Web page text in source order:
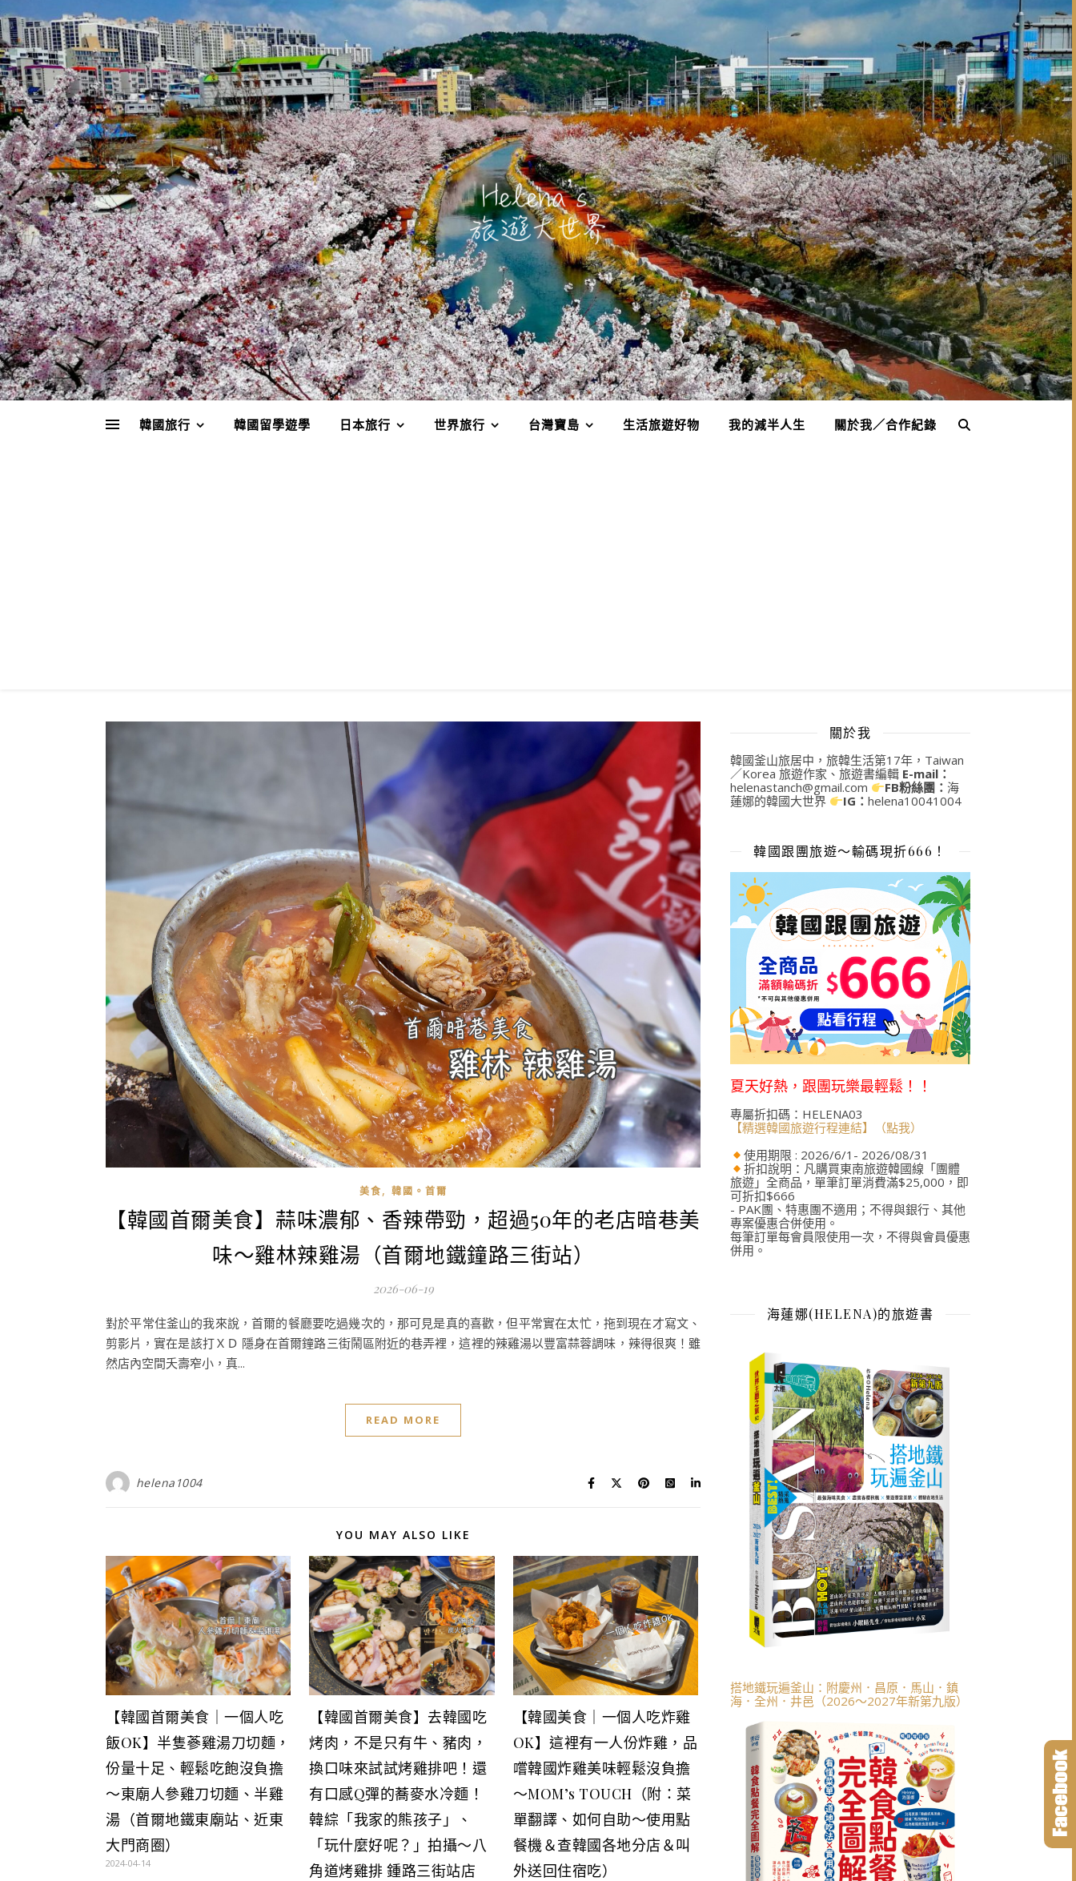
韓國旅行 韓國留學遊學 日本旅行 世界旅行 台灣寶島 生活旅遊好物 我的減半人生 關於我／合作紀錄
美食, 韓國。首爾
【韓國首爾美食】蒜味濃郁、香辣帶勁，超過50年的老店暗巷美
味～雞林辣雞湯（首爾地鐵鐘路三街站）
2026-06-19
對於平常住釜山的我來說，首爾的餐廳要吃過幾次的，那可見是真的喜歡，但平常實在太忙，拖到現在才寫文、
剪影片，實在是該打ＸＤ 隱身在首爾鐘路三街鬧區附近的巷弄裡，這裡的辣雞湯以豐富蒜蓉調味，辣得很爽！雖
然店內空間夭壽窄小，真...
READ MORE
helena1004
YOU MAY ALSO LIKE
【韓國首爾美食｜一個人吃
飯OK】半隻蔘雞湯刀切麵，
份量十足、輕鬆吃飽沒負擔
～東廟人參雞刀切麵、半雞
湯（首爾地鐵東廟站、近東
大門商圈）
2024-04-14
【韓國首爾美食】去韓國吃
烤肉，不是只有牛、豬肉，
換口味來試試烤雞排吧！還
有口感Q彈的蕎麥水冷麵！
韓綜「我家的熊孩子」、
「玩什麼好呢？」拍攝～八
角道烤雞排 鍾路三街站店
【韓國美食｜一個人吃炸雞
OK】這裡有一人份炸雞，品
嚐韓國炸雞美味輕鬆沒負擔
～MOM’s TOUCH（附：菜
單翻譯、如何自助～使用點
餐機＆查韓國各地分店＆叫
外送回住宿吃）
關於我
韓國釜山旅居中，旅韓生活第17年，Taiwan
／Korea 旅遊作家、旅遊書編輯 E-mail：
helenastanch@gmail.com
FB粉絲團： 海
蓮娜的韓國大世界
IG：helena10041004
韓國跟團旅遊～輸碼現折666！
夏天好熱，跟團玩樂最輕鬆！！
專屬折扣碼：HELENA03
【精選韓國旅遊行程連結】（點我）
使用期限 : 2026/6/1- 2026/08/31
折扣說明：凡購買東南旅遊韓國線「團體
旅遊」全商品，單筆訂單消費滿$25,000，即
可折扣$666
- PAK團、特惠團不適用；不得與銀行、其他
專案優惠合併使用。
每筆訂單每會員限使用一次，不得與會員優惠
併用。
海蓮娜(HELENA)的旅遊書
搭地鐵玩遍釜山：附慶州．昌原．馬山．鎮
海．全州．井邑（2026～2027年新第九版）